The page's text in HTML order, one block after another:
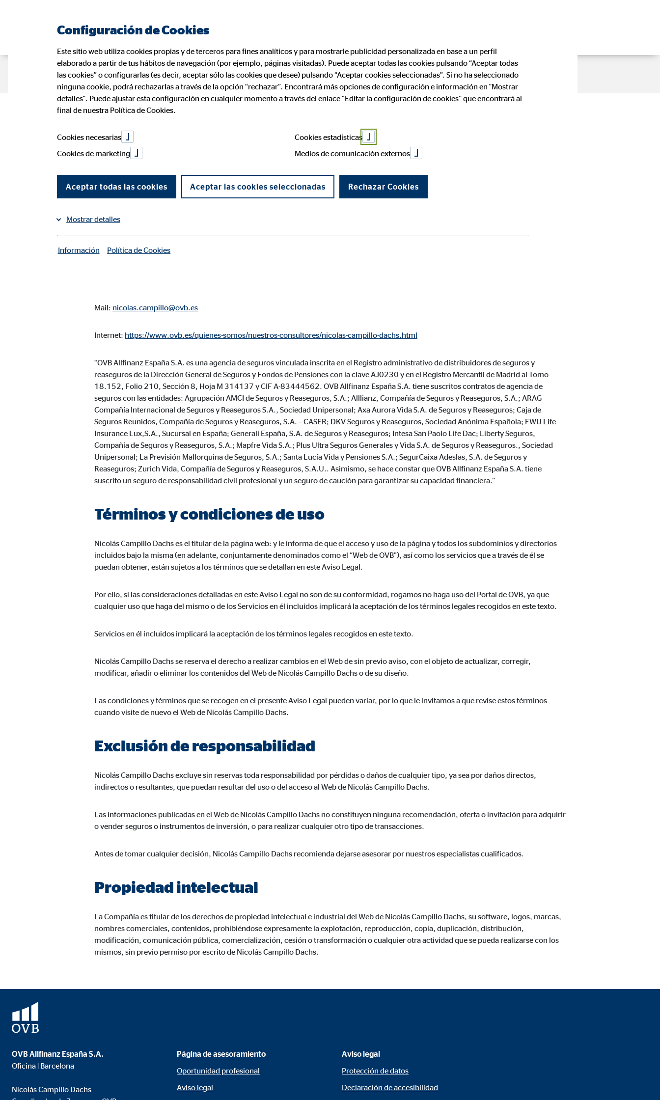
Página de consultor Oportunidad profesional Aviso legal
Delegación de OVB Allfinanz España S.A.
en Barcelona
En cumplimiento de la Ley 34/2002 de Servicios de la Sociedad de la Información y de Comercio Electrónico de España, le informamos que
esta página web es propiedad de OVB Allfinanz España S.A., siendo sus datos identificativos
Nicolás Campillo Dachs
08019 Barcelona
Mail: nicolas.campillo@ovb.es
Internet: https://www.ovb.es/quienes-somos/nuestros-consultores/nicolas-campillo-dachs.html
“OVB Allfinanz España S.A. es una agencia de seguros vinculada inscrita en el Registro administrativo de distribuidores de seguros y
reaseguros de la Dirección General de Seguros y Fondos de Pensiones con la clave AJ0230 y en el Registro Mercantil de Madrid al Tomo
18.152, Folio 210, Sección 8, Hoja M 314137 y CIF A-83444562. OVB Allfinanz España S.A. tiene suscritos contratos de agencia de
seguros con las entidades: Agrupación AMCI de Seguros y Reaseguros, S.A.; Alllianz, Compañía de Seguros y Reaseguros, S.A.; ARAG
Compañía Internacional de Seguros y Reaseguros S.A., Sociedad Unipersonal; Axa Aurora Vida S.A. de Seguros y Reaseguros; Caja de
Seguros Reunidos, Compañía de Seguros y Reaseguros, S.A. – CASER; DKV Seguros y Reaseguros, Sociedad Anónima Española; FWU Life
Insurance Lux,S.A., Sucursal en España; Generali España, S.A. de Seguros y Reaseguros; Intesa San Paolo Life Dac; Liberty Seguros,
Compañía de Seguros y Reaseguros, S.A.; Mapfre Vida S.A.; Plus Ultra Seguros Generales y Vida S.A. de Seguros y Reaseguros., Sociedad
Unipersonal; La Previsión Mallorquina de Seguros, S.A.; Santa Lucía Vida y Pensiones S.A.; SegurCaixa Adeslas, S.A. de Seguros y
Reaseguros; Zurich Vida, Compañía de Seguros y Reaseguros, S.A.U.. Asimismo, se hace constar que OVB Allfinanz España S.A. tiene
suscrito un seguro de responsabilidad civil profesional y un seguro de caución para garantizar su capacidad financiera.”
Términos y condiciones de uso
Nicolás Campillo Dachs es el titular de la página web: y le informa de que el acceso y uso de la página y todos los subdominios y directorios
incluidos bajo la misma (en adelante, conjuntamente denominados como el “Web de OVB”), así como los servicios que a través de él se
puedan obtener, están sujetos a los términos que se detallan en este Aviso Legal.
Por ello, si las consideraciones detalladas en este Aviso Legal no son de su conformidad, rogamos no haga uso del Portal de OVB, ya que
cualquier uso que haga del mismo o de los Servicios en él incluidos implicará la aceptación de los términos legales recogidos en este texto.
Servicios en él incluidos implicará la aceptación de los términos legales recogidos en este texto.
Nicolás Campillo Dachs se reserva el derecho a realizar cambios en el Web de sin previo aviso, con el objeto de actualizar, corregir,
modificar, añadir o eliminar los contenidos del Web de Nicolás Campillo Dachs o de su diseño.
Las condiciones y términos que se recogen en el presente Aviso Legal pueden variar, por lo que le invitamos a que revise estos términos
cuando visite de nuevo el Web de Nicolás Campillo Dachs.
Exclusión de responsabilidad
Nicolás Campillo Dachs excluye sin reservas toda responsabilidad por pérdidas o daños de cualquier tipo, ya sea por daños directos,
indirectos o resultantes, que puedan resultar del uso o del acceso al Web de Nicolás Campillo Dachs.
Las informaciones publicadas en el Web de Nicolás Campillo Dachs no constituyen ninguna recomendación, oferta o invitación para adquirir
o vender seguros o instrumentos de inversión, o para realizar cualquier otro tipo de transacciones.
Antes de tomar cualquier decisión, Nicolás Campillo Dachs recomienda dejarse asesorar por nuestros especialistas cualificados.
Propiedad intelectual
La Compañía es titular de los derechos de propiedad intelectual e industrial del Web de Nicolás Campillo Dachs, su software, logos, marcas,
nombres comerciales, contenidos, prohibiéndose expresamente la explotación, reproducción, copia, duplicación, distribución,
modificación, comunicación pública, comercialización, cesión o transformación o cualquier otra actividad que se pueda realizarse con los
mismos, sin previo permiso por escrito de Nicolás Campillo Dachs.
OVB Allfinanz España S.A.
Oficina | Barcelona
Nicolás Campillo Dachs
Página de asesoramiento
Oportunidad profesional
Aviso legal
Aviso legal
Protección de datos
Declaración de accesibilidad
Configuración de Cookies
Este sitio web utiliza cookies propias y de terceros para fines analíticos y para mostrarle publicidad personalizada en base a un perfil
elaborado a partir de tus hábitos de navegación (por ejemplo, páginas visitadas). Puede aceptar todas las cookies pulsando “Aceptar todas
las cookies” o configurarlas (es decir, aceptar sólo las cookies que desee) pulsando “Aceptar cookies seleccionadas”. Si no ha seleccionado
ninguna cookie, podrá rechazarlas a través de la opción “rechazar”. Encontrará más opciones de configuración e información en "Mostrar
detalles". Puede ajustar esta configuración en cualquier momento a través del enlace “Editar la configuración de cookies” que encontrará al
final de nuestra Política de Cookies.
Cookies necesarias
Cookies estadísticas
Cookies de marketing
Medios de comunicación externos
Aceptar todas las cookies Aceptar las cookies seleccionadas Rechazar Cookies
Mostrar detalles
Cookie de consentimiento
Propósito: Gestión de la configuración del consentimiento
Configuración del usuario
Nombre: fe_typo_user
Proveedor: TYPO3 Association
Propósito: Almacenamiento de la configuración del usuario
Duración: Sesión del navegador
mismo en función de esta información. Estas cookies recogen información de forma anónima. Si acepta las cookies estadísticas, tenga en cuenta que está
consintiendo de forma explícita las transferencias internacionales a EEUU (país que no tiene una protección legal adecuada).
Google Analytics
Proveedor: Google Ireland Ltd.
Cookies de marketing
Nombre: _fbp
Vinculación con los perfiles de los usuarios
Nombre: AW-960001477
Capturar la actividad de los clientes
Duración: 1 mes
YouTube
Nombre: youtube
Proveedor: Google Ireland Ltd.
Información Política de Cookies